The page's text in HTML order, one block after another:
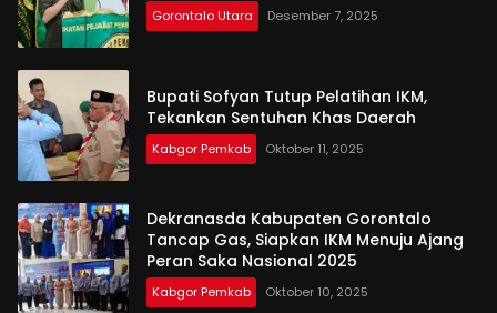
Gorontalo Utara Desember 7, 2025
Bupati Sofyan Tutup Pelatihan IKM,
Tekankan Sentuhan Khas Daerah
Kabgor Pemkab Oktober 11, 2025
Dekranasda Kabupaten Gorontalo
Tancap Gas, Siapkan IKM Menuju Ajang
Peran Saka Nasional 2025
Kabgor Pemkab Oktober 10, 2025